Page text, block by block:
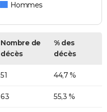
Hommes
Nombre de
décès
% des
décès
51 44,7 %
63 55,3 %